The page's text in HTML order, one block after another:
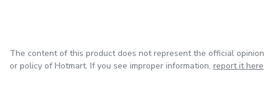
5. Слушай.Понимай.Говори.
The content of this product does not represent the official opinion
or policy of Hotmart. If you see improper information, report it here